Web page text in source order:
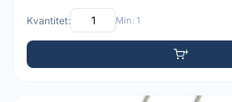
Kvantitet: Min: 1